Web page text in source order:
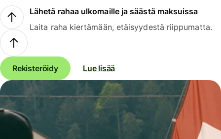
Lähetä rahaa ulkomaille ja säästä maksuissa
Laita raha kiertämään, etäisyydestä riippumatta.
Rekisteröidy Lue lisää